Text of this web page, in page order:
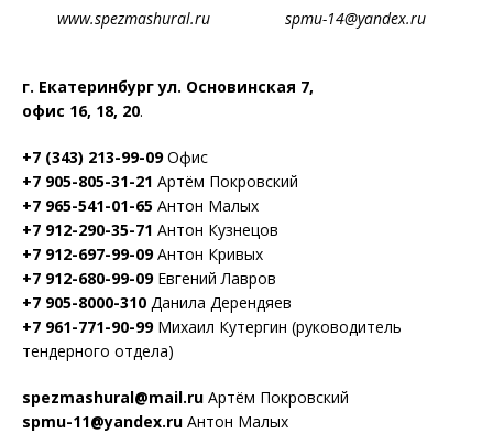
www.spezmashural.ru spmu-14@yandex.ru
г. Екатеринбург ул. Основинская 7,
офис 16, 18, 20.
+7 (343) 213-99-09Офис
+7 905-805-31-21 Артём Покровский
+7 965-541-01-65 Антон Малых
+7 912-290-35-71 Антон Кузнецов
+7 912-697-99-09Антон Кривых
+7 912-680-99-09Евгений Лавров
+7 905-8000-310 Данила Дерендяев
+7 961-771-90-99Михаил Кутергин (руководитель
тендерного отдела)
spezmashural@mail.ru Артём Покровский
spmu-11@yandex.ru Антон Малых